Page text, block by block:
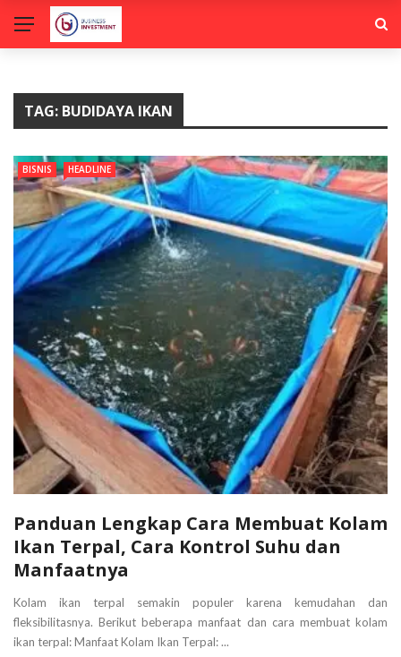
TAG: BUDIDAYA IKAN
BISNIS HEADLINE
Panduan Lengkap Cara Membuat Kolam
Ikan Terpal, Cara Kontrol Suhu dan
Manfaatnya
Kolam ikan terpal semakin populer karena kemudahan dan
fleksibilitasnya. Berikut beberapa manfaat dan cara membuat kolam
ikan terpal: Manfaat Kolam Ikan Terpal: ...